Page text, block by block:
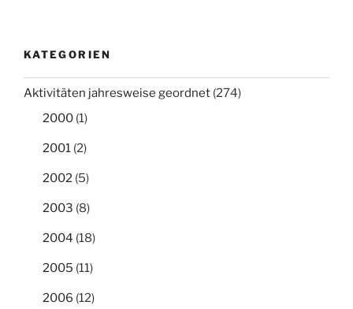
KATEGORIEN
Aktivitäten jahresweise geordnet (274)
2000 (1)
2001 (2)
2002 (5)
2003 (8)
2004 (18)
2005 (11)
2006 (12)